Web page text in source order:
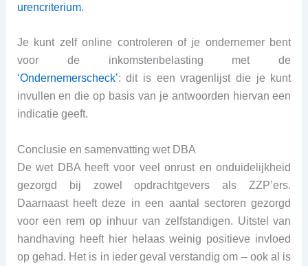
urencriterium.
Je kunt zelf online controleren of je ondernemer bent
voor de inkomstenbelasting met de
‘Ondernemerscheck’: dit is een vragenlijst die je kunt
invullen en die op basis van je antwoorden hiervan een
indicatie geeft.
Conclusie en samenvatting wet DBA
De wet DBA heeft voor veel onrust en onduidelijkheid
gezorgd bij zowel opdrachtgevers als ZZP’ers.
Daarnaast heeft deze in een aantal sectoren gezorgd
voor een rem op inhuur van zelfstandigen. Uitstel van
handhaving heeft hier helaas weinig positieve invloed
op gehad. Het is in ieder geval verstandig om – ook al is